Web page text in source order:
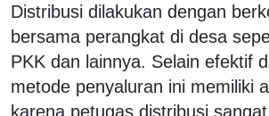
Distribusi dilakukan dengan
bersama perangkat di desa
PKK dan lainnya. Selain efektif
metode penyaluran ini memiliki
karena petugas distribusi